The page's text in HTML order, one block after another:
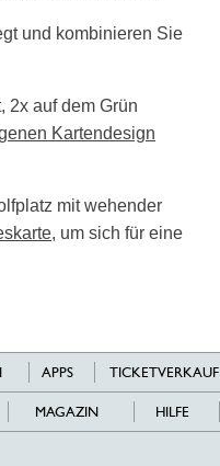
und kombinieren Sie
2x auf dem Grün
Kartendesign
mit wehender
, um sich für eine
APPS TICKETVERKAUF
MAGAZIN HILFE